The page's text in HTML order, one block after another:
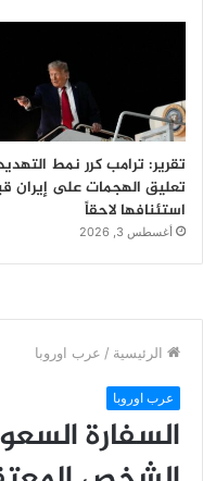
تقرير: ترامب كرر نمط
تعليق الهجمات على إيران
استئنافها لاحقاً
أغسطس 3, 2026